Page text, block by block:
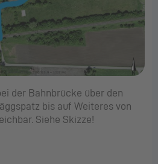
der Bahnbrücke über den
bis auf Weiteres von
Siehe Skizze!